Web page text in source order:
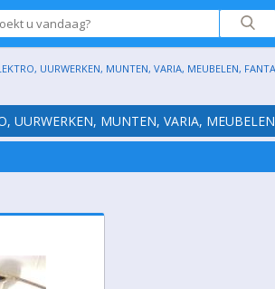
UURWERKEN, MUNTEN, VARIA, MEUBELEN,
UURWERKEN, MUNTEN, VARIA,